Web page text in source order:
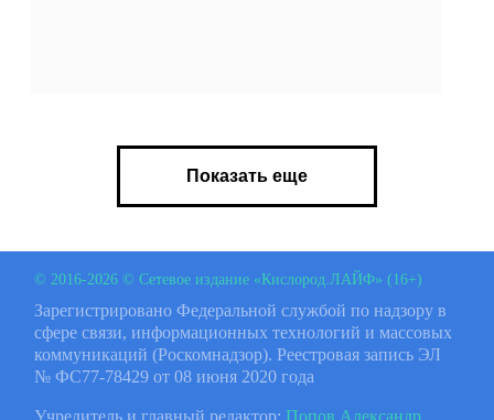
Показать еще
© 2016-2026 © Сетевое издание «Кислород.ЛАЙФ» (16+)
Зарегистрировано Федеральной службой по надзору в
сфере связи, информационных технологий и массовых
коммуникаций (Роскомнадзор). Реестровая запись ЭЛ
№ ФС77-78429 от 08 июня 2020 года
Учредитель и главный редактор: Попов Александр